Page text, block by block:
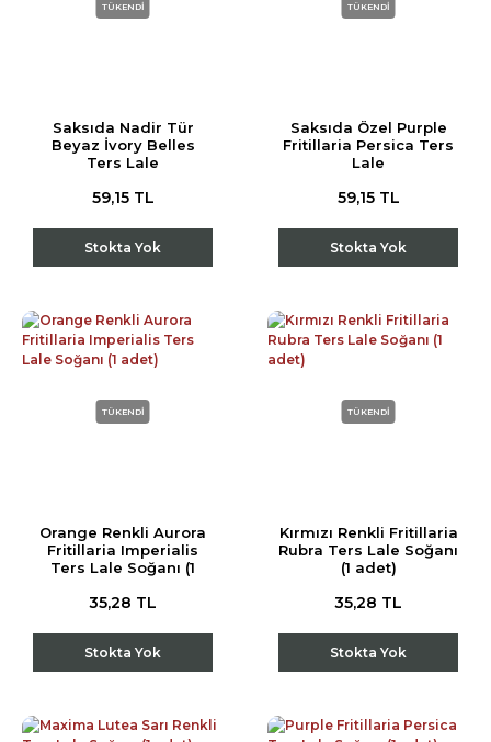
TÜKENDİ
Saksıda Nadir Tür
Beyaz İvory Belles
Ters Lale
59,15 TL
Stokta Yok
TÜKENDİ
Saksıda Özel Purple
Fritillaria Persica Ters
Lale
59,15 TL
Stokta Yok
TÜKENDİ
Orange Renkli Aurora
Fritillaria Imperialis
Ters Lale Soğanı (1
35,28 TL
Stokta Yok
TÜKENDİ
Kırmızı Renkli Fritillaria
Rubra Ters Lale Soğanı
(1 adet)
35,28 TL
Stokta Yok